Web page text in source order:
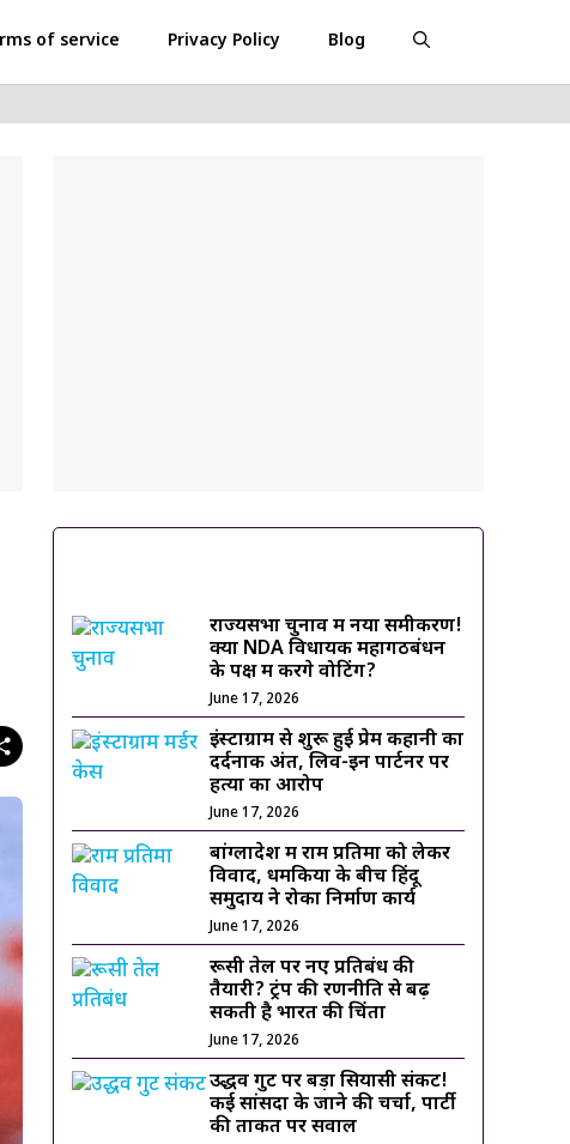
of service Privacy Policy Blog
राज्यसभा चुनाव में नया समीकरण!
क्या NDA विधायक महागठबंधन
के पक्ष में करेंगे वोटिंग?
June 17, 2026
इंस्टाग्राम से शुरू हुई प्रेम कहानी का
दर्दनाक अंत, लिव-इन पार्टनर पर
हत्या का आरोप
June 17, 2026
बांग्लादेश में राम प्रतिमा को लेकर
विवाद, धमकियों के बीच हिंदू
समुदाय ने रोका निर्माण कार्य
June 17, 2026
रूसी तेल पर नए प्रतिबंध की
तैयारी? ट्रंप की रणनीति से बढ़
सकती है भारत की चिंता
June 17, 2026
उद्धव गुट पर बड़ा सियासी संकट!
कई सांसदों के जाने की चर्चा, पार्टी
की ताकत पर सवाल